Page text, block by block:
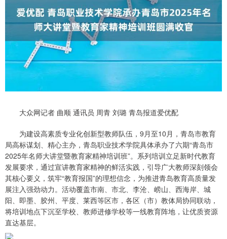
大众网记者 曲顺 通讯员 周青 刘璐 青岛报道爱优配
为建设高素质专业化创新型教师队伍，9月至10月，青岛市教育
局高标谋划、精心主办，青岛职业技术学院具体承办了六期“青岛市
2025年名师大讲堂暨教育家精神培训班”。系列培训立足新时代教育
发展要求，通过宣讲教育家精神的鲜活实践，引导广大教师深刻领会
其核心要义，筑牢“教育报国”的理想信念，为推进青岛教育高质量发
展注入强劲动力。活动覆盖市南、市北、李沧、崂山、西海岸、城
阳、即墨、胶州、平度、莱西等区市，各区（市）教体局协同联动，
将培训地点下沉至学校、教师进修学校等一线教育阵地，让优质资源
直达基层。